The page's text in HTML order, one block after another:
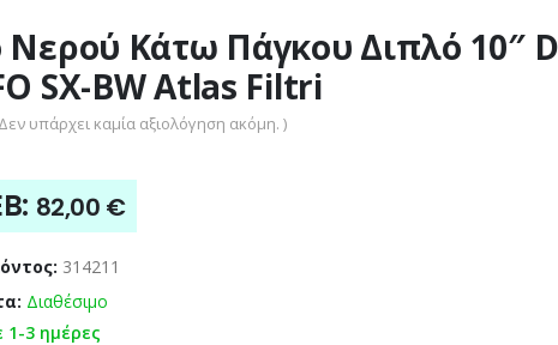
Νερού Κάτω Πάγκου Διπλό 10″
SX-BW Atlas Filtri
υπάρχει καμία αξιολόγηση ακόμη. )
82,00 €
314211
Διαθέσιμο
1-3 ημέρες